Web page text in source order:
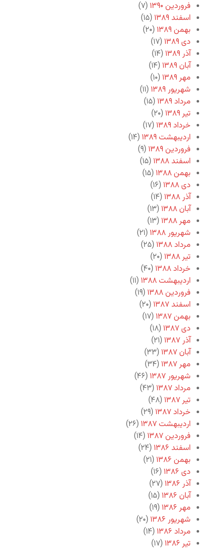
فروردین ۱۳۹۰
(۷)
اسفند ۱۳۸۹
(۱۵)
بهمن ۱۳۸۹
(۲۰)
دی ۱۳۸۹
(۱۷)
آذر ۱۳۸۹
(۱۴)
آبان ۱۳۸۹
(۱۴)
مهر ۱۳۸۹
(۱۰)
شهریور ۱۳۸۹
(۱۱)
مرداد ۱۳۸۹
(۱۵)
تیر ۱۳۸۹
(۲۰)
خرداد ۱۳۸۹
(۱۷)
اردیبهشت ۱۳۸۹
(۱۴)
فروردین ۱۳۸۹
(۹)
اسفند ۱۳۸۸
(۱۵)
بهمن ۱۳۸۸
(۱۵)
دی ۱۳۸۸
(۱۶)
آذر ۱۳۸۸
(۱۴)
آبان ۱۳۸۸
(۱۳)
مهر ۱۳۸۸
(۱۳)
شهریور ۱۳۸۸
(۲۱)
مرداد ۱۳۸۸
(۲۵)
تیر ۱۳۸۸
(۲۰)
خرداد ۱۳۸۸
(۴۰)
اردیبهشت ۱۳۸۸
(۱۱)
فروردین ۱۳۸۸
(۱۹)
اسفند ۱۳۸۷
(۲۰)
بهمن ۱۳۸۷
(۱۷)
دی ۱۳۸۷
(۱۸)
آذر ۱۳۸۷
(۲۱)
آبان ۱۳۸۷
(۳۳)
مهر ۱۳۸۷
(۳۴)
شهریور ۱۳۸۷
(۴۶)
مرداد ۱۳۸۷
(۴۳)
تیر ۱۳۸۷
(۴۸)
خرداد ۱۳۸۷
(۲۹)
اردیبهشت ۱۳۸۷
(۲۶)
فروردین ۱۳۸۷
(۱۴)
اسفند ۱۳۸۶
(۲۴)
بهمن ۱۳۸۶
(۲۱)
دی ۱۳۸۶
(۱۶)
آذر ۱۳۸۶
(۲۷)
آبان ۱۳۸۶
(۱۵)
مهر ۱۳۸۶
(۱۹)
شهریور ۱۳۸۶
(۲۰)
مرداد ۱۳۸۶
(۱۴)
تیر ۱۳۸۶
(۱۷)